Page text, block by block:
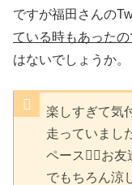
ですが福田さんの
ている時もあった
はないでしょうか。
楽しすぎて気
走っていまし
ペース☝🏻お
でもちろん涼